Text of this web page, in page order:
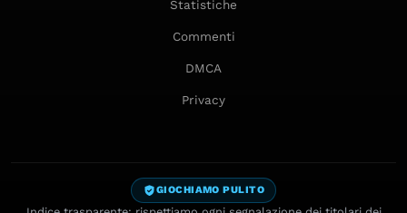
Statistiche
Commenti
DMCA
Privacy
GIOCHIAMO PULITO